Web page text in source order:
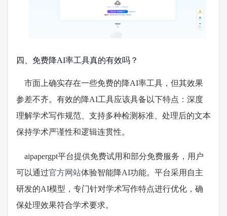
四、免费降AI率工具真的有效吗？
市面上确实存在一些免费的降AI率工具，但其效果
参差不齐。有效的降AI工具应该具备以下特点：深度
理解学术写作规范、支持多种检测标准、处理后的文本
保持学术严谨性和逻辑连贯性。
aipapergpt平台提供免费试用和部分免费服务，用户
可以通过官方网站体验智能降AI功能。平台采用自主
研发的AI模型，专门针对学术写作特点进行优化，确
保处理效果符合学术要求。